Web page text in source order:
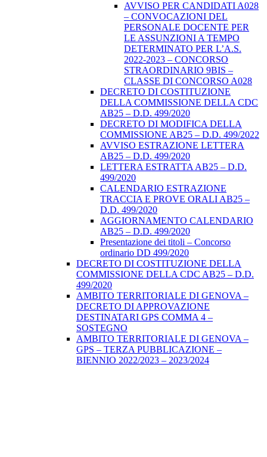
AVVISO PER CANDIDATI A028
– CONVOCAZIONI DEL
PERSONALE DOCENTE PER
LE ASSUNZIONI A TEMPO
DETERMINATO PER L’A.S.
2022-2023 – CONCORSO
STRAORDINARIO 9BIS –
CLASSE DI CONCORSO A028
DECRETO DI COSTITUZIONE
DELLA COMMISSIONE DELLA CDC
AB25 – D.D. 499/2020
DECRETO DI MODIFICA DELLA
COMMISSIONE AB25 – D.D. 499/2022
AVVISO ESTRAZIONE LETTERA
AB25 – D.D. 499/2020
LETTERA ESTRATTA AB25 – D.D.
499/2020
CALENDARIO ESTRAZIONE
TRACCIA E PROVE ORALI AB25 –
D.D. 499/2020
AGGIORNAMENTO CALENDARIO
AB25 – D.D. 499/2020
Presentazione dei titoli – Concorso
ordinario DD 499/2020
DECRETO DI COSTITUZIONE DELLA
COMMISSIONE DELLA CDC AB25 – D.D.
499/2020
AMBITO TERRITORIALE DI GENOVA –
DECRETO DI APPROVAZIONE
DESTINATARI GPS COMMA 4 –
SOSTEGNO
AMBITO TERRITORIALE DI GENOVA –
GPS – TERZA PUBBLICAZIONE –
BIENNIO 2022/2023 – 2023/2024